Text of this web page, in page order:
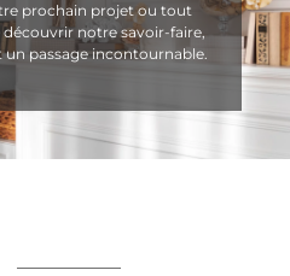
prochain projet ou tout
notre savoir-faire,
un passage incontournable.